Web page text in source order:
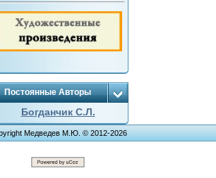
Постоянные Авторы
Богданчик С.Л.
Медведев М.Ю. © 2012-2026